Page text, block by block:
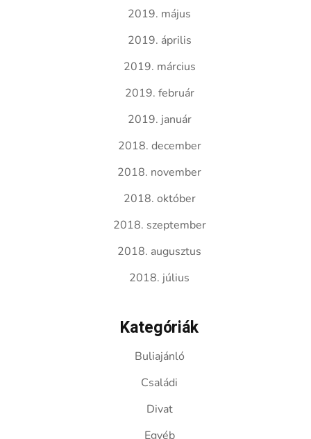
2019. május
2019. április
2019. március
2019. február
2019. január
2018. december
2018. november
2018. október
2018. szeptember
2018. augusztus
2018. július
Kategóriák
Buliajánló
Családi
Divat
Egyéb